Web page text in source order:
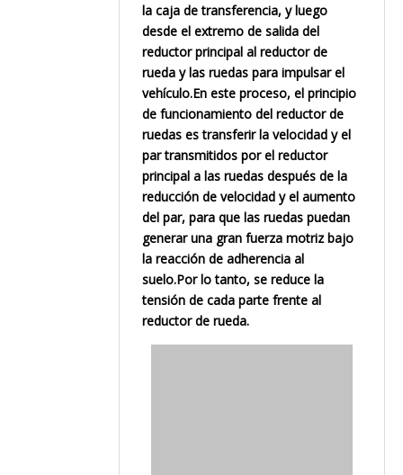
la caja de transferencia, y luego
desde el extremo de salida del
reductor principal al reductor de
rueda y las ruedas para impulsar el
vehículo.En este proceso, el principio
de funcionamiento del reductor de
ruedas es transferir la velocidad y el
par transmitidos por el reductor
principal a las ruedas después de la
reducción de velocidad y el aumento
del par, para que las ruedas puedan
generar una gran fuerza motriz bajo
la reacción de adherencia al
suelo.Por lo tanto, se reduce la
tensión de cada parte frente al
reductor de rueda.